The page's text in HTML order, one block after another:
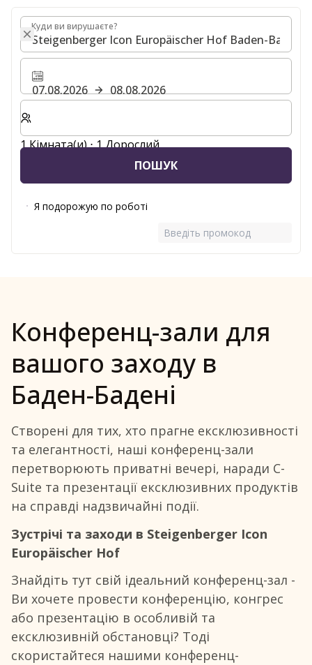
Куди ви вирушаєте?
Куди ви вирушаєте?
07.08.2026
08.08.2026
Виберіть кількість кімнат та гостей для вашого
1 Кімната(и) ⋅ 1 Дорослий
ПОШУК
Я подорожую по роботі
Введіть промокод
Конференц-зали для
вашого заходу в
Баден-Бадені
Створені для тих, хто прагне ексклюзивності
та елегантності, наші конференц-зали
перетворюють приватні вечері, наради C-
Suite та презентації ексклюзивних продуктів
на справді надзвичайні події.
Зустрічі та заходи в Steigenberger Icon
Europäischer Hof
Знайдіть тут свій ідеальний конференц-зал -
Ви хочете провести конференцію, конгрес
або презентацію в особливій та
ексклюзивній обстановці? Тоді
скористайтеся нашими конференц-